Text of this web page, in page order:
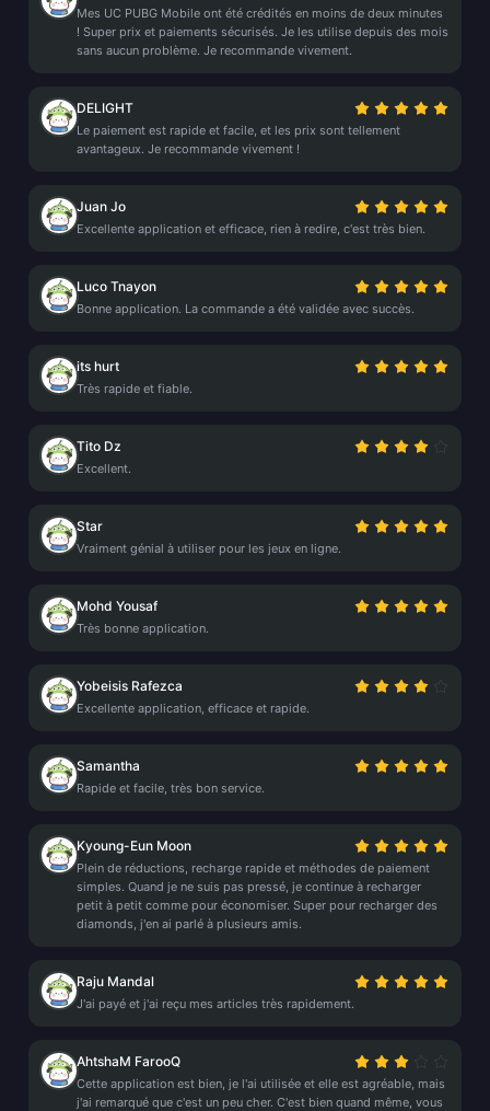
Mes UC PUBG Mobile ont été crédités en moins de deux minutes
! Super prix et paiements sécurisés. Je les utilise depuis des mois
sans aucun problème. Je recommande vivement.
DELIGHT
Le paiement est rapide et facile, et les prix sont tellement
avantageux. Je recommande vivement !
Juan Jo
Excellente application et efficace, rien à redire, c'est très bien.
Luco Tnayon
Bonne application. La commande a été validée avec succès.
its hurt
Très rapide et fiable.
Tito Dz
Excellent.
Star
Vraiment génial à utiliser pour les jeux en ligne.
Mohd Yousaf
Très bonne application.
Yobeisis Rafezca
Excellente application, efficace et rapide.
Samantha
Rapide et facile, très bon service.
Kyoung-Eun Moon
Plein de réductions, recharge rapide et méthodes de paiement
simples. Quand je ne suis pas pressé, je continue à recharger
petit à petit comme pour économiser. Super pour recharger des
diamonds, j'en ai parlé à plusieurs amis.
Raju Mandal
J'ai payé et j'ai reçu mes articles très rapidement.
AhtshaM FarooQ
Cette application est bien, je l'ai utilisée et elle est agréable, mais
j'ai remarqué que c'est un peu cher. C'est bien quand même, vous